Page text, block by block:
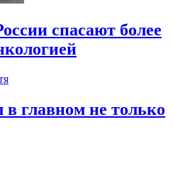
спасают более
в главном не только